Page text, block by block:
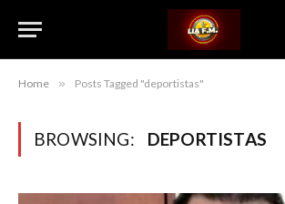
Home » Posts Tagged "deportistas"
BROWSING: DEPORTISTAS